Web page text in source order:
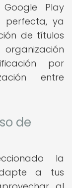
Play
perfecta, ya
de títulos
por
entre
de
la
a tus